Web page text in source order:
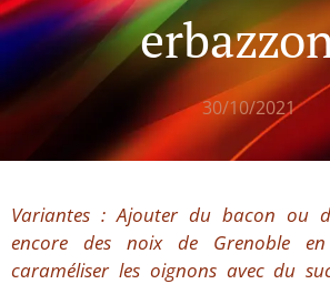
30/10/2021
Variantes : Ajouter du bacon ou
encore des noix de Grenoble
caraméliser les oignons avec du